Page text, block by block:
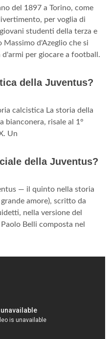
del 1897 a Torino, come
per voglia di
studenti della terza e
Massimo d'Azeglio che si
per giocare a football.
della Juventus?
calcistica La storia della
bianconera, risale al 1°
Un
della Juventus?
— il quinto nella storia
amore), scritto da
nella versione del
Belli composta nel